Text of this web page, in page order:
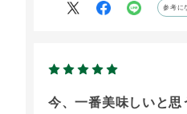
発送も丁寧でスタッフの
有難うございました。
参考に
今、一番美味しいと思